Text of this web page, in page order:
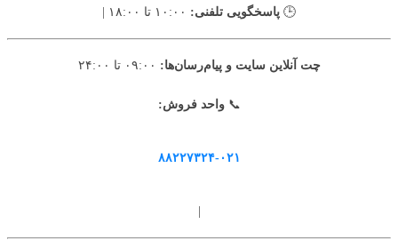
🕒 پاسخگویی تلفنی:
چت آنلاین سایت و پیام‌رسان‌ها:
📞واحد فروش:
۸۸۲۲۷۳۲۴-۰۲۱
|